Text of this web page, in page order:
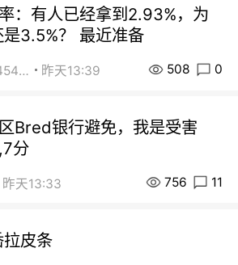
：有人已经拿到2.93%，为
3.5%？ 最近准备
街友90454511 昨天13:39 508 0
Bred银行避免，我是受害
分
昨天13:33 756 11
皮条